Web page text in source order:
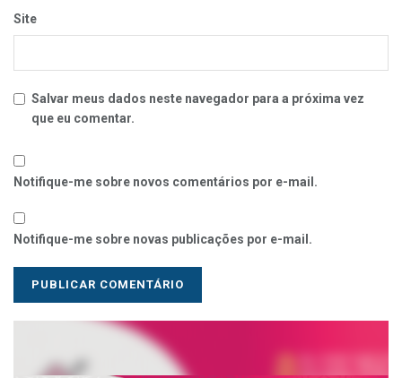
Site
Salvar meus dados neste navegador para a próxima vez
que eu comentar.
Notifique-me sobre novos comentários por e-mail.
Notifique-me sobre novas publicações por e-mail.